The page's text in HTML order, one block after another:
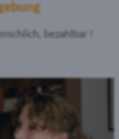
bezahlbar !